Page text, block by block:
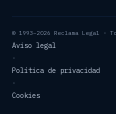
© 1993–2026 Reclama Legal ·
Aviso legal
·
Política de privacidad
·
Cookies